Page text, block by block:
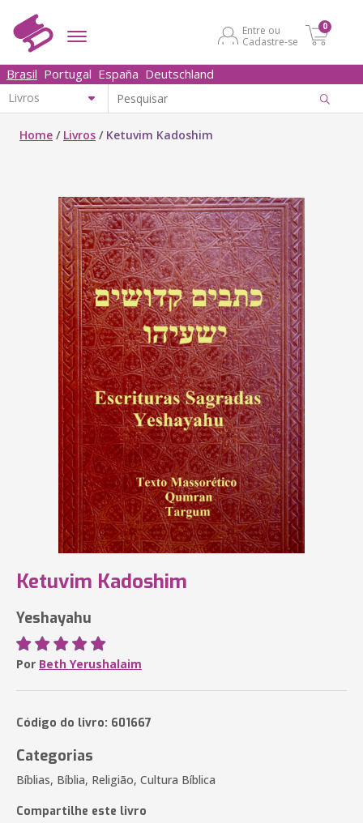
Entre ou
Cadastre-se
0
Brasil Portugal España Deutschland
Home / Livros / Ketuvim Kadoshim
Ketuvim Kadoshim
Yeshayahu
Por Beth Yerushalaim
Código do livro: 601667
Categorias
Bíblias, Bíblia, Religião, Cultura Bíblica
Compartilhe este livro